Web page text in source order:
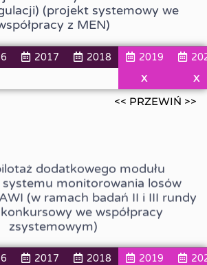
(projekt systemowy we
z MEN)
2017 2018 2019
X X
<< PRZEWIŃ >>
dodatkowego modułu
monitorowania losów
(w ramach badań II i III rundy
we współpracy
zsystemowym)
2017 2018 2019